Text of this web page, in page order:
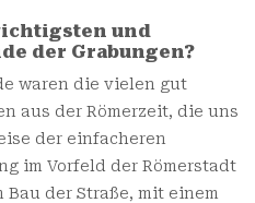
und
der Grabungen?
waren die vielen gut
aus der Römerzeit, die uns
der einfacheren
im Vorfeld der Römerstadt
der Straße, mit einem